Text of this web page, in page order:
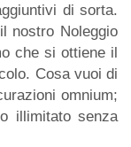
di sorta.
nostro Noleggio
che si ottiene il
Cosa vuoi di
omnium;
illimitato senza